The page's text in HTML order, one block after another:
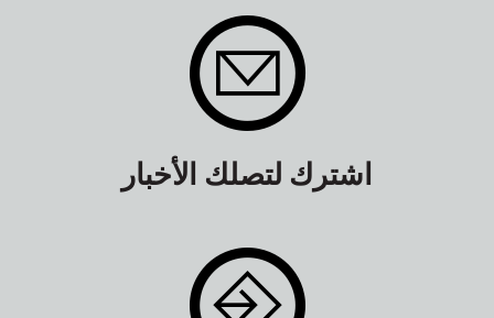
اشترك لتصلك الأخبار